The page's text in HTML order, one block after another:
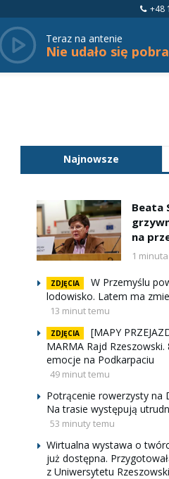
+48
Teraz na antenie
Najnowsze
Beata
na
1
ZDJĘCIA
W Przemyślu
lodowisko. Latem ma
13 minut temu
ZDJĘCIA
[MAPY
MARMA Rajd
emocje na Podkarpaciu
49 minut temu
Potrącenie rowerzysty na
Na trasie występują
53 minuty temu
Wirtualna wystawa o
już dostępna.
z Uniwersytetu